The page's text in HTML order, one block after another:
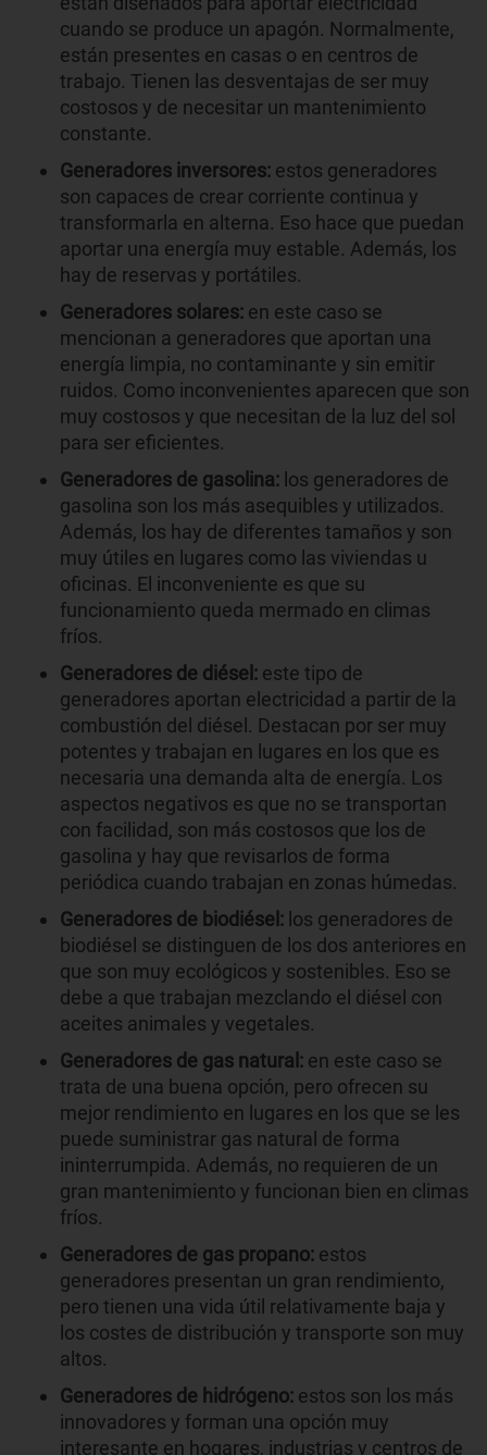
cuando se produce un apagón. Normalmente,
están presentes en casas o en centros de
trabajo. Tienen las desventajas de ser muy
costosos y de necesitar un mantenimiento
constante.
Generadores inversores: estos generadores
son capaces de crear corriente continua y
transformarla en alterna. Eso hace que puedan
aportar una energía muy estable. Además, los
hay de reservas y portátiles.
Generadores solares: en este caso se
mencionan a generadores que aportan una
energía limpia, no contaminante y sin emitir
ruidos. Como inconvenientes aparecen que son
muy costosos y que necesitan de la luz del sol
para ser eficientes.
Generadores de gasolina: los generadores de
gasolina son los más asequibles y utilizados.
Además, los hay de diferentes tamaños y son
muy útiles en lugares como las viviendas u
oficinas. El inconveniente es que su
funcionamiento queda mermado en climas
fríos.
Generadores de diésel: este tipo de
generadores aportan electricidad a partir de la
combustión del diésel. Destacan por ser muy
potentes y trabajan en lugares en los que es
necesaria una demanda alta de energía. Los
aspectos negativos es que no se transportan
con facilidad, son más costosos que los de
gasolina y hay que revisarlos de forma
periódica cuando trabajan en zonas húmedas.
Generadores de biodiésel: los generadores de
biodiésel se distinguen de los dos anteriores en
que son muy ecológicos y sostenibles. Eso se
debe a que trabajan mezclando el diésel con
aceites animales y vegetales.
Generadores de gas natural: en este caso se
trata de una buena opción, pero ofrecen su
mejor rendimiento en lugares en los que se les
puede suministrar gas natural de forma
ininterrumpida. Además, no requieren de un
gran mantenimiento y funcionan bien en climas
fríos.
Generadores de gas propano: estos
generadores presentan un gran rendimiento,
pero tienen una vida útil relativamente baja y
los costes de distribución y transporte son muy
altos.
Generadores de hidrógeno: estos son los más
innovadores y forman una opción muy
interesante en hogares, industrias y centros de